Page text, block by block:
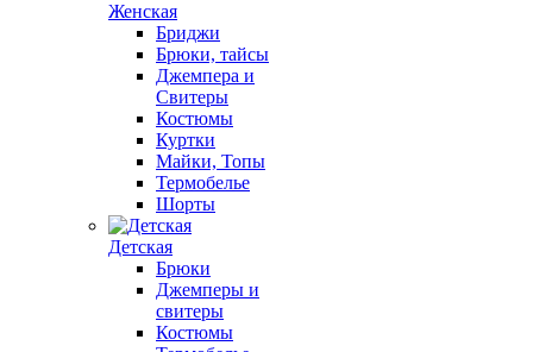
Женская
Бриджи
Брюки, тайсы
Джемпера и
Свитеры
Костюмы
Куртки
Майки, Топы
Термобелье
Шорты
Детская
Брюки
Джемперы и
свитеры
Костюмы